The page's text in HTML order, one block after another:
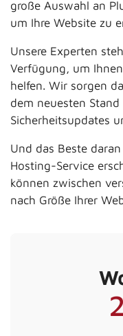
große Auswahl an
um Ihre Website zu
Unsere Experten
Verfügung, um
helfen. Wir sorgen
dem neuesten
Sicherheitsupdates
Und das Beste
Hosting-Service
können zwischen
nach Größe Ihrer